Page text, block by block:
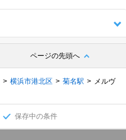
ページの先頭へ
横浜市港北区 菊名駅
メルヴ
保存中の条件